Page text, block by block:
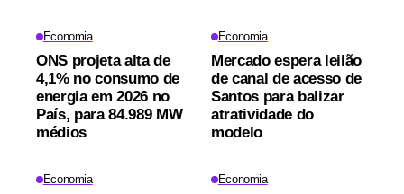
Economia
ONS projeta alta de
4,1% no consumo de
energia em 2026 no
País, para 84.989 MW
médios
Economia
Mercado espera leilão
de canal de acesso de
Santos para balizar
atratividade do
modelo
Economia Economia